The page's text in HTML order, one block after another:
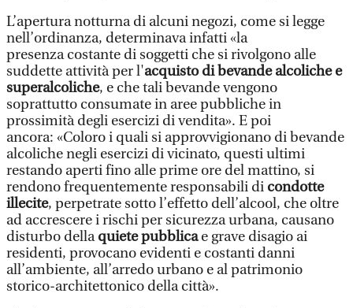
L’apertura notturna di alcuni negozi, come si legge
nell’ordinanza, determinava infatti «la
presenza costante di soggetti che si rivolgono alle
suddette attività per l'acquisto di bevande alcoliche e
superalcoliche, e che tali bevande vengono
soprattutto consumate in aree pubbliche in
prossimità degli esercizi di vendita». E poi
ancora: «Coloro i quali si approvvigionano di bevande
alcoliche negli esercizi di vicinato, questi ultimi
restando aperti fino alle prime ore del mattino, si
rendono frequentemente responsabili di condotte
illecite, perpetrate sotto l’effetto dell’alcool, che oltre
ad accrescere i rischi per sicurezza urbana, causano
disturbo dellaquiete pubblicae grave disagio ai
residenti, provocano evidenti e costanti danni
all’ambiente, all’arredo urbano e al patrimonio
storico-architettonico della città».